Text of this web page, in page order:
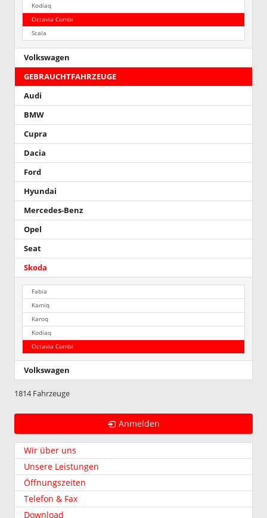
Kodiaq
Octavia Combi
Scala
Volkswagen
GEBRAUCHTFAHRZEUGE
Audi
BMW
Cupra
Dacia
Ford
Hyundai
Mercedes-Benz
Opel
Seat
Skoda
Fabia
Kamiq
Karoq
Kodiaq
Octavia Combi
Volkswagen
1814 Fahrzeuge
Anmelden
Wir über uns
Unsere Leistungen
Öffnungszeiten
Telefon & Fax
Download